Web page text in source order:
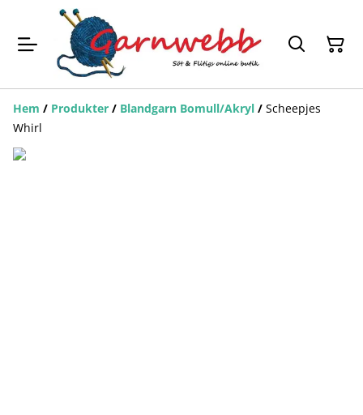
Hem / Produkter / Blandgarn Bomull/Akryl / Scheepjes
Whirl